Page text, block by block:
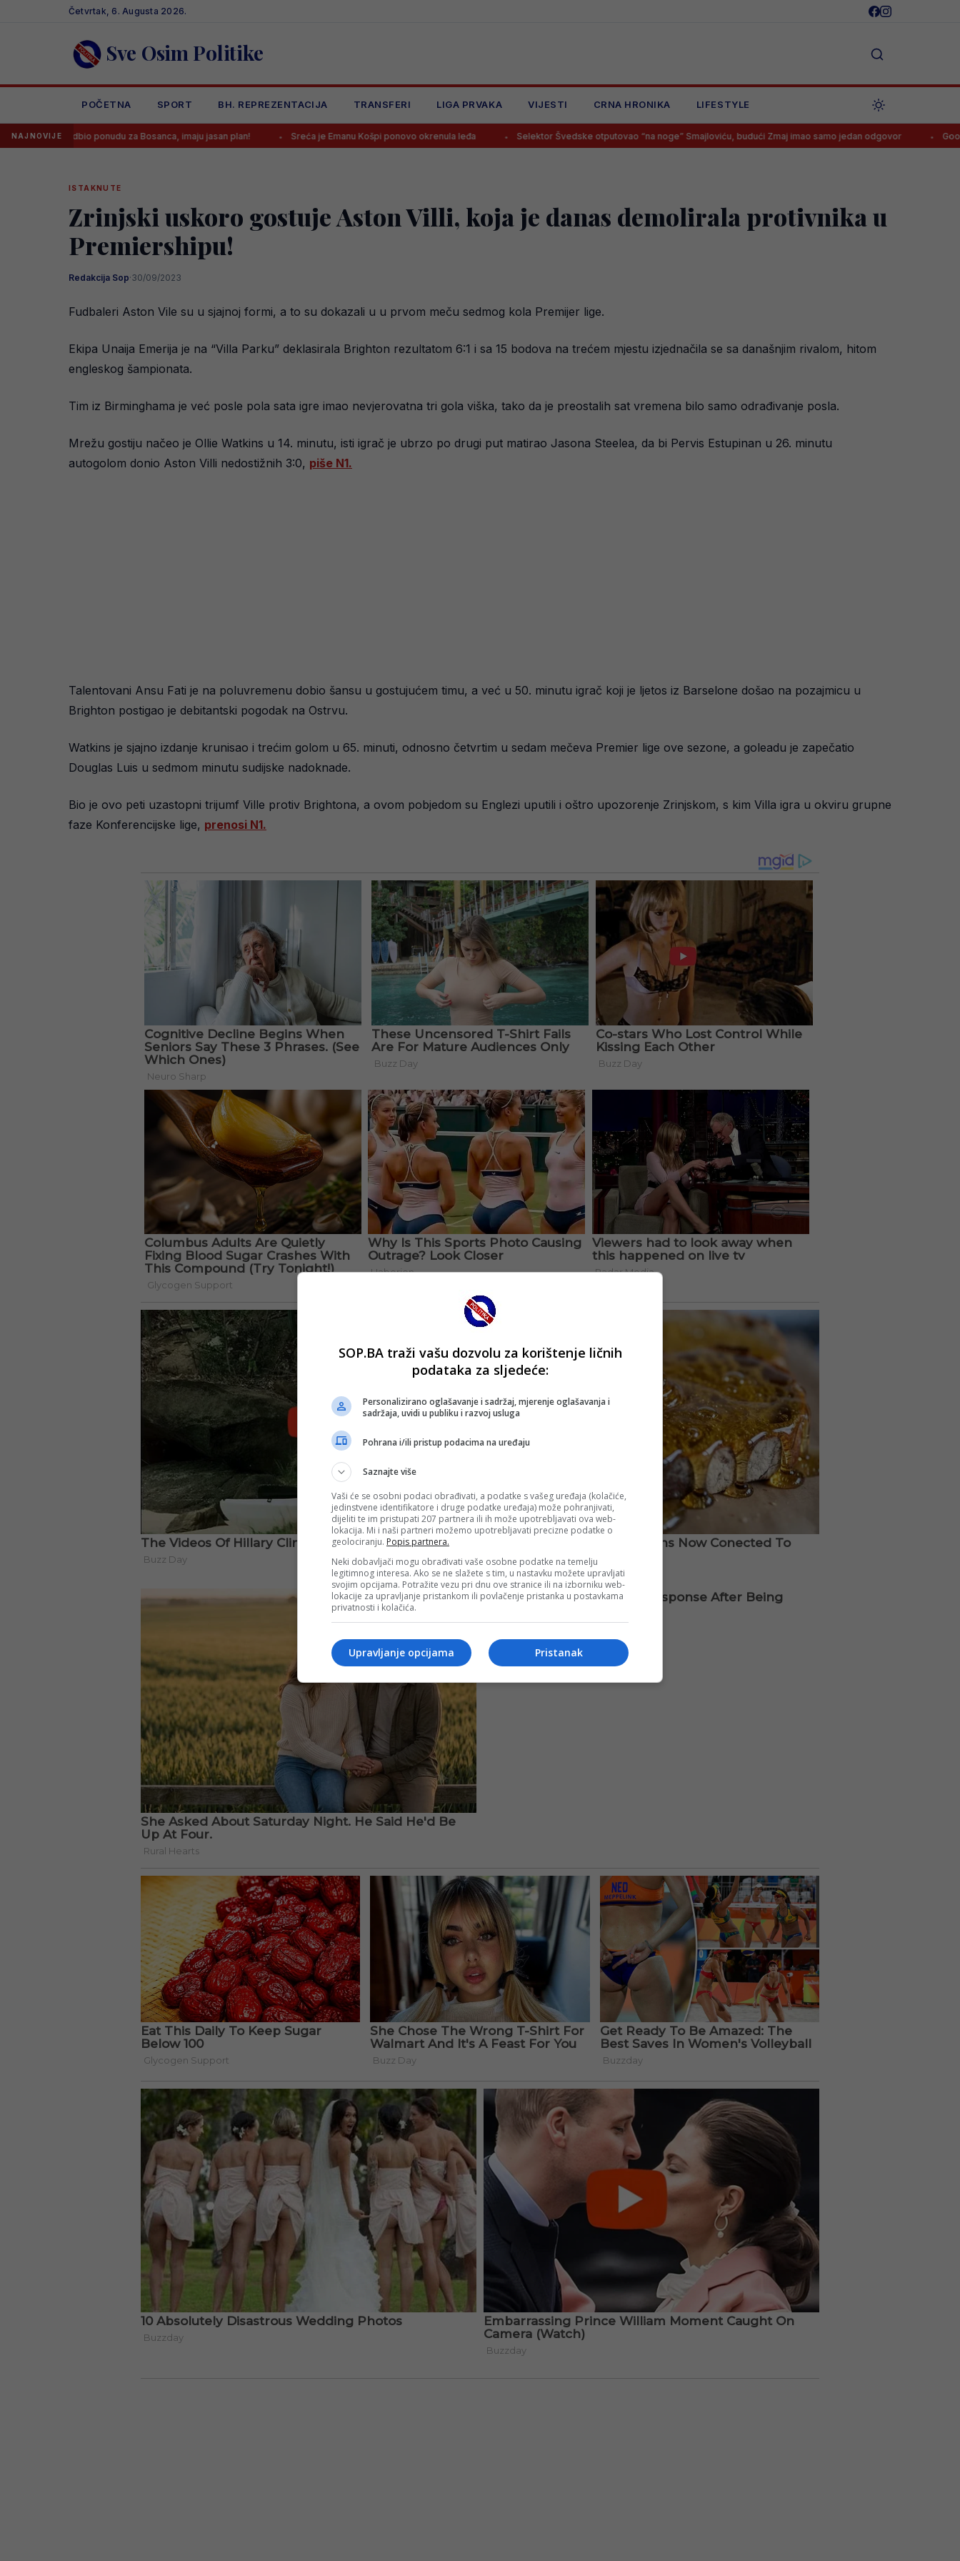
Četvrtak, 6. Augusta 2026.
Sve Osim Politike
POČETNA SPORT BH. REPREZENTACIJA TRANSFERI LIGA PRVAKA VIJESTI CRNA HRONIKA LIFESTYLE
NAJNOVIJE
odbio ponudu za Bosanca, imaju jasan plan! Sreća je Emanu Košpi ponovo okrenula leđa Selektor Švedske otputovao “na noge” Smajloviću, budući Zmaj imao samo jedan odgovor Goooooool!
ISTAKNUTE
Zrinjski uskoro gostuje Aston Villi, koja je danas demolirala protivnika u
Premiershipu!
Redakcija Sop·30/09/2023
Fudbaleri Aston Vile su u sjajnoj formi, a to su dokazali u u prvom meču sedmog kola Premijer lige.
Ekipa Unaija Emerija je na “Villa Parku” deklasirala Brighton rezultatom 6:1 i sa 15 bodova na trećem mjestu izjednačila se sa današnjim rivalom, hitom
engleskog šampionata.
Tim iz Birminghama je već posle pola sata igre imao nevjerovatna tri gola viška, tako da je preostalih sat vremena bilo samo odrađivanje posla.
Mrežu gostiju načeo je Ollie Watkins u 14. minutu, isti igrač je ubrzo po drugi put matirao Jasona Steelea, da bi Pervis Estupinan u 26. minutu
autogolom donio Aston Villi nedostižnih 3:0, piše N1.
Talentovani Ansu Fati je na poluvremenu dobio šansu u gostujućem timu, a već u 50. minutu igrač koji je ljetos iz Barselone došao na pozajmicu u
Brighton postigao je debitantski pogodak na Ostrvu.
Watkins je sjajno izdanje krunisao i trećim golom u 65. minuti, odnosno četvrtim u sedam mečeva Premier lige ove sezone, a goleadu je zapečatio
Douglas Luis u sedmom minutu sudijske nadoknade.
Bio je ovo peti uzastopni trijumf Ville protiv Brightona, a ovom pobjedom su Englezi uputili i oštro upozorenje Zrinjskom, s kim Villa igra u okviru grupne
faze Konferencijske lige, prenosi N1.
SOP.BA traži vašu dozvolu za korištenje ličnih
podataka za sljedeće:
Personalizirano oglašavanje i sadržaj, mjerenje oglašavanja i
sadržaja, uvidi u publiku i razvoj usluga
Pohrana i/ili pristup podacima na uređaju
Saznajte više
Vaši će se osobni podaci obrađivati, a podatke s vašeg uređaja (kolačiće,
jedinstvene identifikatore i druge podatke uređaja) može pohranjivati,
dijeliti te im pristupati 207 partnera ili ih može upotrebljavati ova web-
lokacija. Mi i naši partneri možemo upotrebljavati precizne podatke o
geolociranju. Popis partnera.
Neki dobavljači mogu obrađivati vaše osobne podatke na temelju
legitimnog interesa. Ako se ne slažete s tim, u nastavku možete upravljati
svojim opcijama. Potražite vezu pri dnu ove stranice ili na izborniku web-
lokacije za upravljanje pristankom ili povlačenje pristanka u postavkama
privatnosti i kolačića.
Pristanak
Upravljanje opcijama